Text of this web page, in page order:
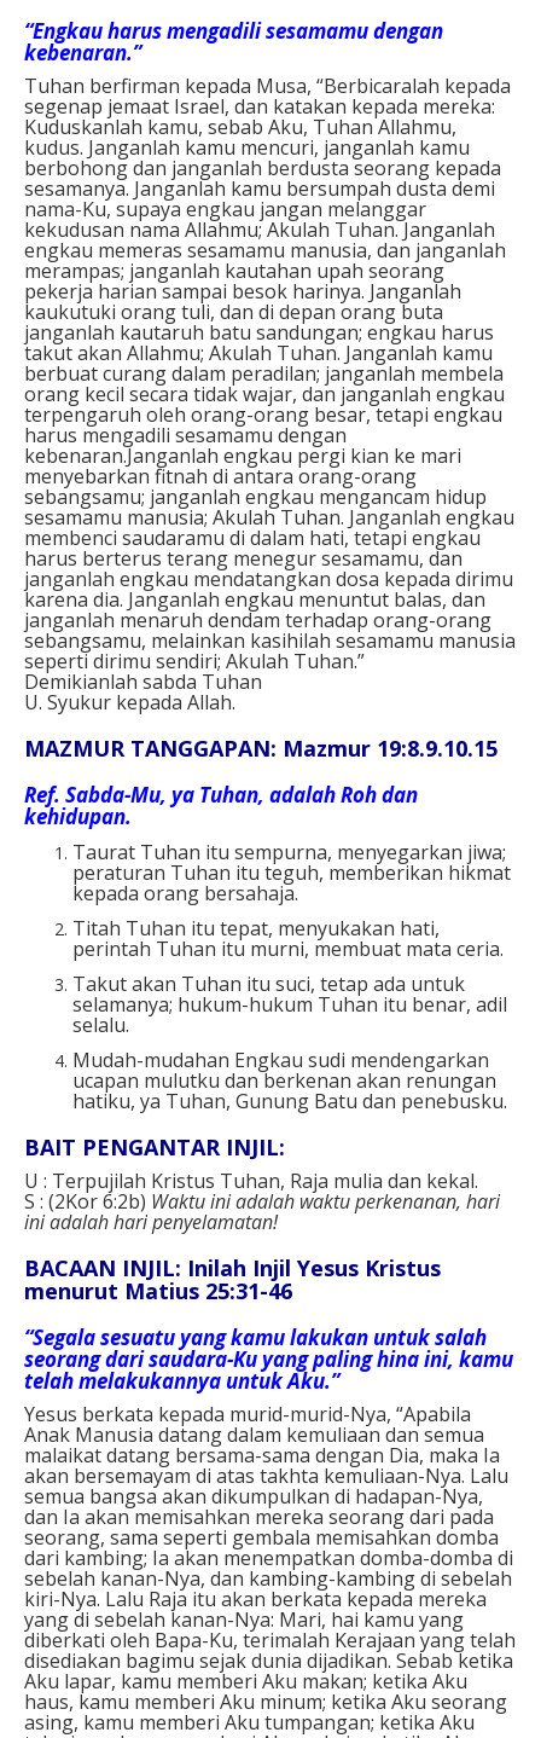
“Engkau harus mengadili sesamamu dengan
kebenaran.”
Tuhan berfirman kepada Musa, “Berbicaralah kepada
segenap jemaat Israel, dan katakan kepada mereka:
Kuduskanlah kamu, sebab Aku, Tuhan Allahmu,
kudus. Janganlah kamu mencuri, janganlah kamu
berbohong dan janganlah berdusta seorang kepada
sesamanya. Janganlah kamu bersumpah dusta demi
nama-Ku, supaya engkau jangan melanggar
kekudusan nama Allahmu; Akulah Tuhan. Janganlah
engkau memeras sesamamu manusia, dan janganlah
merampas; janganlah kautahan upah seorang
pekerja harian sampai besok harinya. Janganlah
kaukutuki orang tuli, dan di depan orang buta
janganlah kautaruh batu sandungan; engkau harus
takut akan Allahmu; Akulah Tuhan. Janganlah kamu
berbuat curang dalam peradilan; janganlah membela
orang kecil secara tidak wajar, dan janganlah engkau
terpengaruh oleh orang-orang besar, tetapi engkau
harus mengadili sesamamu dengan
kebenaran.Janganlah engkau pergi kian ke mari
menyebarkan fitnah di antara orang-orang
sebangsamu; janganlah engkau mengancam hidup
sesamamu manusia; Akulah Tuhan. Janganlah engkau
membenci saudaramu di dalam hati, tetapi engkau
harus berterus terang menegur sesamamu, dan
janganlah engkau mendatangkan dosa kepada dirimu
karena dia. Janganlah engkau menuntut balas, dan
janganlah menaruh dendam terhadap orang-orang
sebangsamu, melainkan kasihilah sesamamu manusia
seperti dirimu sendiri; Akulah Tuhan.”
Demikianlah sabda Tuhan
U. Syukur kepada Allah.
MAZMUR TANGGAPAN: Mazmur 19:8.9.10.15
Ref. Sabda-Mu, ya Tuhan, adalah Roh dan
kehidupan.
Taurat Tuhan itu sempurna, menyegarkan jiwa;
peraturan Tuhan itu teguh, memberikan hikmat
kepada orang bersahaja.
Titah Tuhan itu tepat, menyukakan hati,
perintah Tuhan itu murni, membuat mata ceria.
Takut akan Tuhan itu suci, tetap ada untuk
selamanya; hukum-hukum Tuhan itu benar, adil
selalu.
Mudah-mudahan Engkau sudi mendengarkan
ucapan mulutku dan berkenan akan renungan
hatiku, ya Tuhan, Gunung Batu dan penebusku.
BAIT PENGANTAR INJIL:
U : Terpujilah Kristus Tuhan, Raja mulia dan kekal.
S : (2Kor 6:2b) Waktu ini adalah waktu perkenanan, hari
ini adalah hari penyelamatan!
BACAAN INJIL: Inilah Injil Yesus Kristus
menurut Matius 25:31-46
“Segala sesuatu yang kamu lakukan untuk salah
seorang dari saudara-Ku yang paling hina ini, kamu
telah melakukannya untuk Aku.”
Yesus berkata kepada murid-murid-Nya, “Apabila
Anak Manusia datang dalam kemuliaan dan semua
malaikat datang bersama-sama dengan Dia, maka Ia
akan bersemayam di atas takhta kemuliaan-Nya. Lalu
semua bangsa akan dikumpulkan di hadapan-Nya,
dan Ia akan memisahkan mereka seorang dari pada
seorang, sama seperti gembala memisahkan domba
dari kambing; Ia akan menempatkan domba-domba di
sebelah kanan-Nya, dan kambing-kambing di sebelah
kiri-Nya. Lalu Raja itu akan berkata kepada mereka
yang di sebelah kanan-Nya: Mari, hai kamu yang
diberkati oleh Bapa-Ku, terimalah Kerajaan yang telah
disediakan bagimu sejak dunia dijadikan. Sebab ketika
Aku lapar, kamu memberi Aku makan; ketika Aku
haus, kamu memberi Aku minum; ketika Aku seorang
asing, kamu memberi Aku tumpangan; ketika Aku